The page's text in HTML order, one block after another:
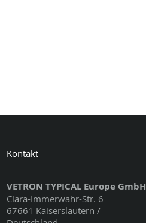
Kontakt
VETRON TYPICAL Europe GmbH
Clara-Immerwahr-Str. 6
67661 Kaiserslautern /